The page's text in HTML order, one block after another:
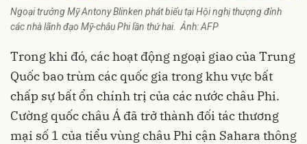
Ngoại trưởng Mỹ Antony Blinken phát biểu tại Hội nghị thượng đỉnh
các nhà lãnh đạo Mỹ-châu Phi lần thứ hai. Ảnh: AFP
Trong khi đó, các hoạt động ngoại giao của Trung
Quốc bao trùm các quốc gia trong khu vực bất
chấp sự bất ổn chính trị của các nước châu Phi.
Cường quốc châu Á đã trở thành đối tác thương
mại số 1 của tiểu vùng châu Phi cận Sahara thông